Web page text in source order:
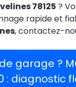
78125 ?
rapide et
, contactez-
garage ?
: diagnostic